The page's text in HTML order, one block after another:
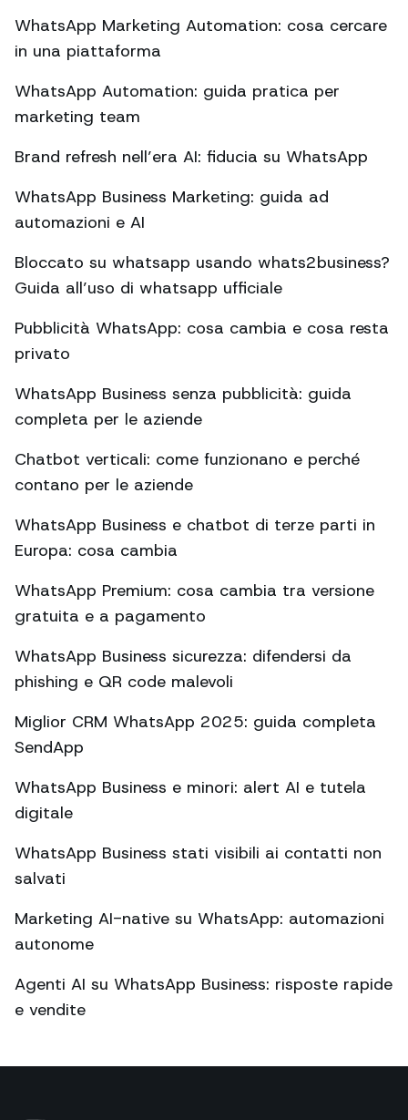
WhatsApp Marketing Automation: cosa cercare
in una piattaforma
WhatsApp Automation: guida pratica per
marketing team
Brand refresh nell’era AI: fiducia su WhatsApp
WhatsApp Business Marketing: guida ad
automazioni e AI
Bloccato su whatsapp usando whats2business?
Guida all’uso di whatsapp ufficiale
Pubblicità WhatsApp: cosa cambia e cosa resta
privato
WhatsApp Business senza pubblicità: guida
completa per le aziende
Chatbot verticali: come funzionano e perché
contano per le aziende
WhatsApp Business e chatbot di terze parti in
Europa: cosa cambia
WhatsApp Premium: cosa cambia tra versione
gratuita e a pagamento
WhatsApp Business sicurezza: difendersi da
phishing e QR code malevoli
Miglior CRM WhatsApp 2025: guida completa
SendApp
WhatsApp Business e minori: alert AI e tutela
digitale
WhatsApp Business stati visibili ai contatti non
salvati
Marketing AI-native su WhatsApp: automazioni
autonome
Agenti AI su WhatsApp Business: risposte rapide
e vendite